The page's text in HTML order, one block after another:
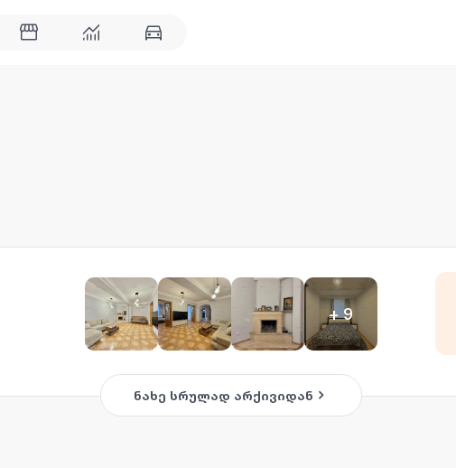
+9
ნახე სრულად არქივიდან